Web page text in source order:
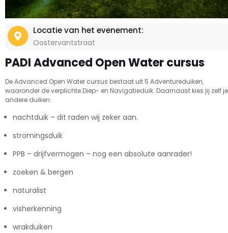
Locatie van het evenement:
Oostervantstraat
PADI Advanced Open Water cursus
De Advanced Open Water cursus bestaat uit 5 Adventureduiken,
waaronder de verplichte Diep- en Navigatieduik. Daarnaast kies jij zelf je
andere duiken:
nachtduik – dit raden wij zeker aan.
stromingsduik
PPB – drijfvermogen – nog een absolute aanrader!
zoeken & bergen
naturalist
visherkenning
wrakduiken